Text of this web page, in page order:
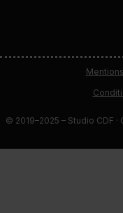
© 2019–2025 – Studio CDF